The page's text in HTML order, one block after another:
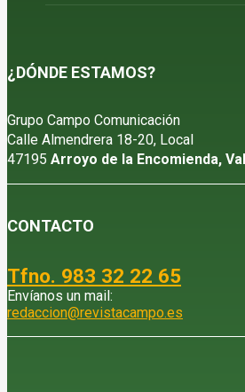
¿DÓNDE ESTAMOS?
Grupo Campo Comunicación
Calle Almendrera 18-20, Local
47195 Arroyo de la Encomienda,
CONTACTO
Tfno. 983 32 22 65
Envíanos un mail:
redaccion@revistacampo.es